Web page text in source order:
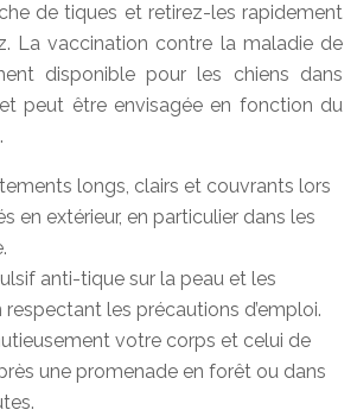
de tiques et retirez-les rapidement
La vaccination contre la maladie de
disponible pour les chiens dans
peut être envisagée en fonction du
longs, clairs et couvrants lors
en extérieur, en particulier dans les
anti-tique sur la peau et les
les précautions d’emploi.
votre corps et celui de
une promenade en forêt ou dans